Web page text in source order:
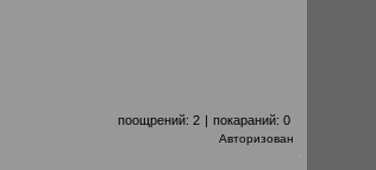
поощрений: 2 | покараний: 0
Авторизован